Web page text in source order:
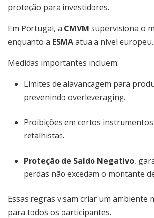
proteção para investidores.
Em Portugal, a CMVM supervisiona o
enquanto a ESMAatua a nível europeu.
Medidas importantes incluem:
Limites de alavancagem para
prevenindo overleveraging.
Proibições em certos
retalhistas.
Proteção de Saldo Negativo,
perdas não excedam o montante
Essas regras visam criar um ambiente
para todos os participantes.